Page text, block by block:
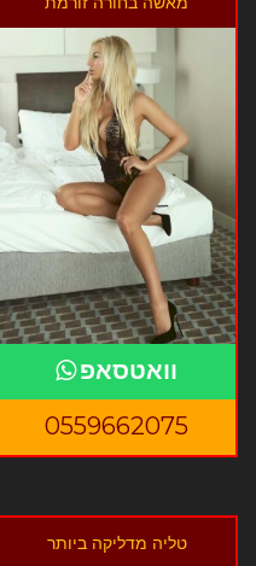
וואטסאפ
0559662075
טליה מדליקה ביותר